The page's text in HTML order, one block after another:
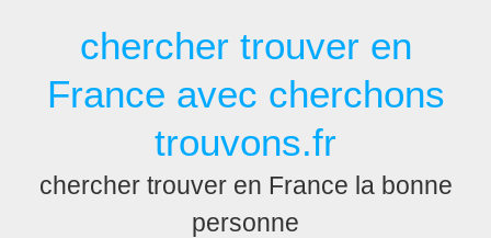
chercher trouver en
France avec cherchons
trouvons.fr
chercher trouver en France la bonne
personne